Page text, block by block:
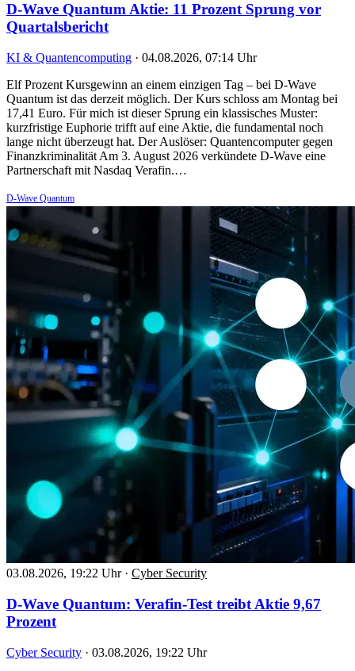
D-Wave Quantum Aktie: 11 Prozent Sprung vor
Quartalsbericht
KI & Quantencomputing · 04.08.2026, 07:14 Uhr
Elf Prozent Kursgewinn an einem einzigen Tag – bei D-Wave
Quantum ist das derzeit möglich. Der Kurs schloss am Montag bei
17,41 Euro. Für mich ist dieser Sprung ein klassisches Muster:
kurzfristige Euphorie trifft auf eine Aktie, die fundamental noch
lange nicht überzeugt hat. Der Auslöser: Quantencomputer gegen
Finanzkriminalität Am 3. August 2026 verkündete D-Wave eine
Partnerschaft mit Nasdaq Verafin.…
D-Wave Quantum
03.08.2026, 19:22 Uhr · Cyber Security
D-Wave Quantum: Verafin-Test treibt Aktie 9,67
Prozent
Cyber Security · 03.08.2026, 19:22 Uhr